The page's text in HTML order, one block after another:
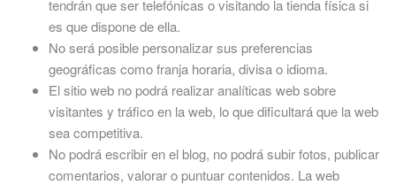
tendrán que ser telefónicas o visitando la tienda física si
es que dispone de ella.
No será posible personalizar sus preferencias
geográficas como franja horaria, divisa o idioma.
El sitio web no podrá realizar analíticas web sobre
visitantes y tráfico en la web, lo que dificultará que la web
sea competitiva.
No podrá escribir en el blog, no podrá subir fotos, publicar
comentarios, valorar o puntuar contenidos. La web